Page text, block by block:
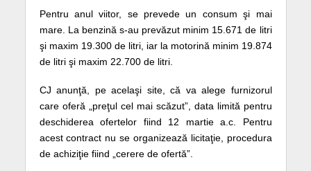
Pentru anul viitor, se prevede un consum şi mai
mare. La benzină s-au prevăzut minim 15.671 de litri
şi maxim 19.300 de litri, iar la motorină minim 19.874
de litri şi maxim 22.700 de litri.
CJ anunţă, pe acelaşi site, că va alege furnizorul
care oferă „preţul cel mai scăzut”, data limită pentru
deschiderea ofertelor fiind 12 martie a.c. Pentru
acest contract nu se organizează licitaţie, procedura
de achiziţie fiind „cerere de ofertă”.